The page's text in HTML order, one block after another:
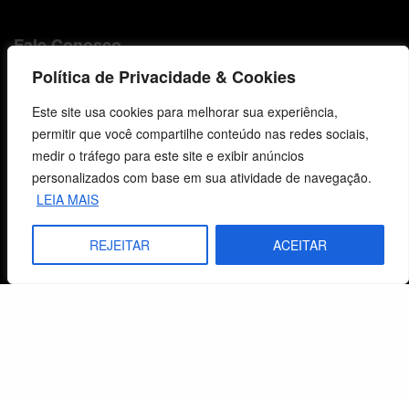
Política de Privacidade & Cookies
Este site usa cookies para melhorar sua experiência,
permitir que você compartilhe conteúdo nas redes sociais,
medir o tráfego para este site e exibir anúncios
personalizados com base em sua atividade de navegação.
LEIA MAIS
REJEITAR ACEITAR
Fale Conosco
E-mails
vendas@cebi.org.br
comunicacao@cebi.org.br
WhatsApp / Vendas
+55 (51) 99734-4518
WhatsApp / Comunicação
+55 (51) 99799-3041